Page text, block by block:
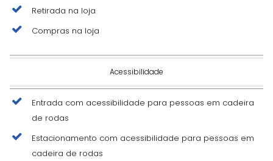
Retirada na loja
Compras na loja
Acessibilidade
Entrada com acessibilidade para pessoas em cadeira
de rodas
Estacionamento com acessibilidade para pessoas em
cadeira de rodas